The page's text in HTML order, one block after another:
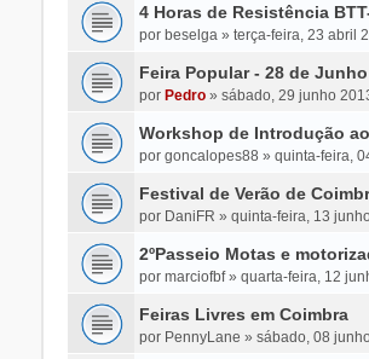
4 Horas de Resistência
por beselga» terça-feira, 23 abril
Feira Popular - 28 de
por Pedro» sábado, 29 junho
Workshop de Introdução
por goncalopes88 » quinta-feira,
Festival de Verão de
por DaniFR » quinta-feira, 13
2ºPasseio Motas e
por marciofbf» quarta-feira, 12
Feiras Livres em Coimbra
por PennyLane » sábado, 08